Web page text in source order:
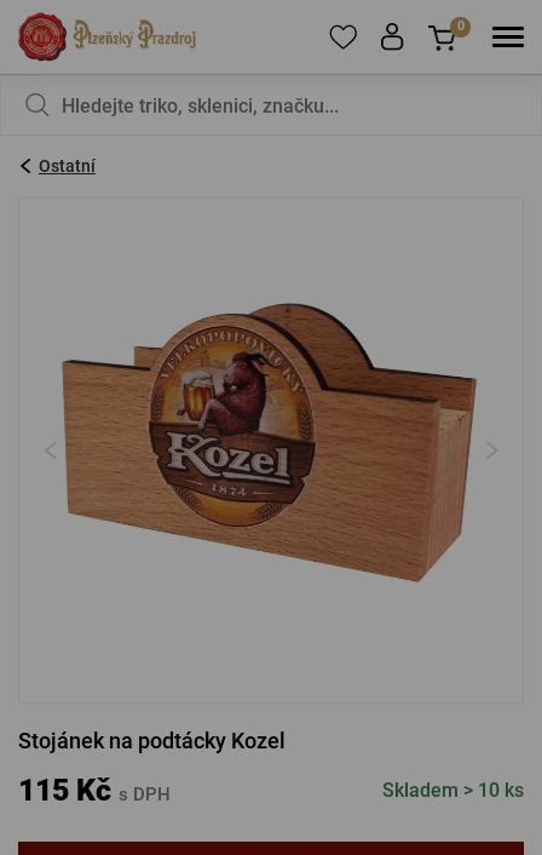
registrujte
PŘIHLÁSIT SE
Zapomenuté heslo Nová registrace
PŘIHLÁSIT PŘES FACEBOOK
0
Ostatní
Stojánek na podtácky Kozel
115 Kč s DPH Skladem > 10 ks